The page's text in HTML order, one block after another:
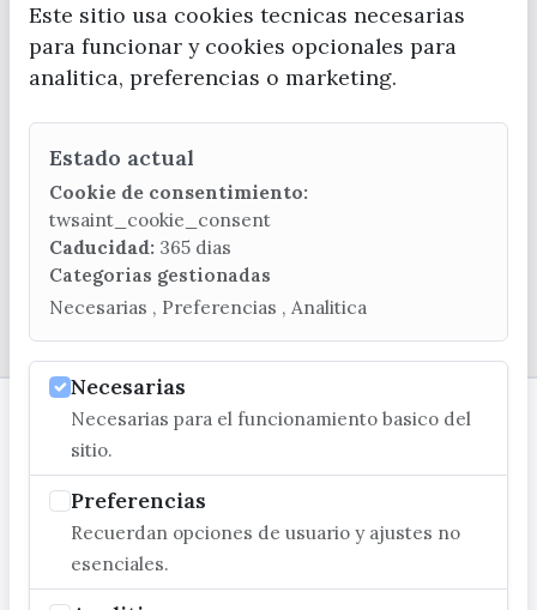
CONTACTA CON LA OFICINA DE TURISMO
turismo@velezmalaga.es
C/ Poniente, 2. CP 29740 - Torre del Mar
Este sitio usa cookies tecnicas necesarias
para funcionar y cookies opcionales para
analitica, preferencias o marketing.
Estado actual
Cookie de consentimiento:
twsaint_cookie_consent
Caducidad: 365 dias
Categorias gestionadas
Necesarias , Preferencias , Analitica
Necesarias
Necesarias para el funcionamiento basico del
sitio.
Preferencias
Recuerdan opciones de usuario y ajustes no
esenciales.